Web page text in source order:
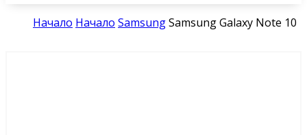
Начало Начало SamsungSamsung Galaxy Note 10